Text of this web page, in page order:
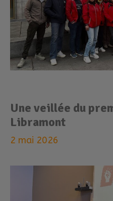
Une veillée du
Libramont
2 mai 2026